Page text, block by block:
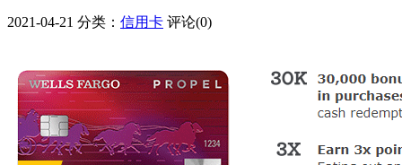
2021-04-21 分类： 信用卡 评论(0)